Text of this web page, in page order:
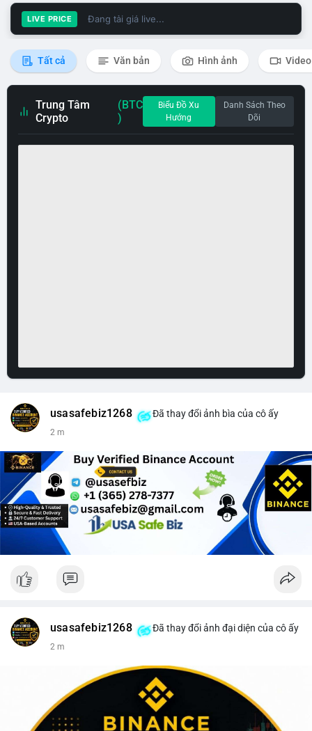
LIVE PRICE Đang tải giá live...
Tất cả Văn bản Hình ảnh Video
Trung Tâm
Crypto
(BTC
)
Biểu Đồ Xu
Hướng
Danh Sách Theo
Dõi
usasafebiz1268 Đã thay đổi ảnh bìa của cô ấy
2 m
usasafebiz1268 Đã thay đổi ảnh đại diện của cô ấy
2 m